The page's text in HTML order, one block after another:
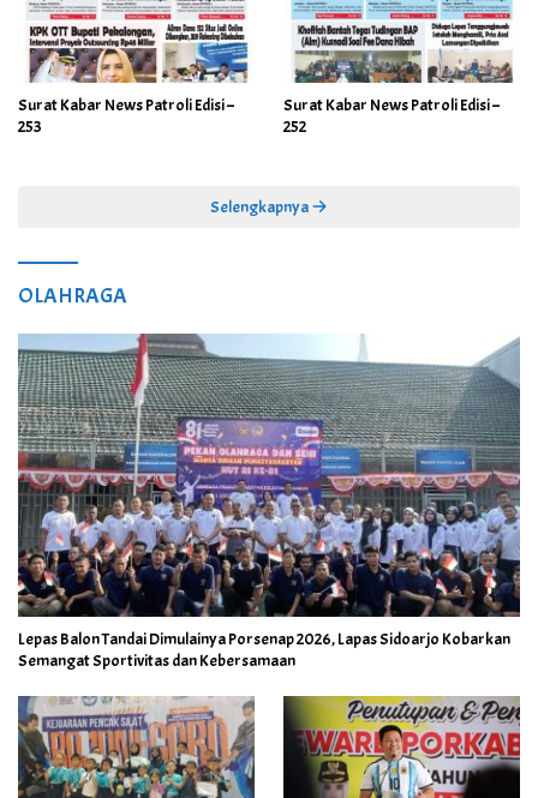
Surat Kabar News Patroli Edisi –
253
Surat Kabar News Patroli Edisi –
252
Selengkapnya
OLAHRAGA
Lepas Balon Tandai Dimulainya Porsenap 2026, Lapas Sidoarjo Kobarkan
Semangat Sportivitas dan Kebersamaan